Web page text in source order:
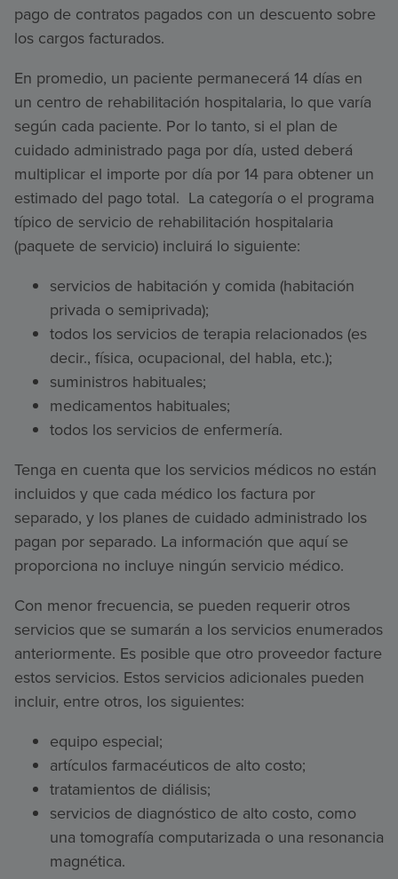
pago de contratos pagados con un descuento sobre
los cargos facturados.
En promedio, un paciente permanecerá 14 días en
un centro de rehabilitación hospitalaria, lo que varía
según cada paciente. Por lo tanto, si el plan de
cuidado administrado paga por día, usted deberá
multiplicar el importe por día por 14 para obtener un
estimado del pago total. La categoría o el programa
típico de servicio de rehabilitación hospitalaria
(paquete de servicio) incluirá lo siguiente:
servicios de habitación y comida (habitación
privada o semiprivada);
todos los servicios de terapia relacionados (es
decir., física, ocupacional, del habla, etc.);
suministros habituales;
medicamentos habituales;
todos los servicios de enfermería.
Tenga en cuenta que los servicios médicos no están
incluidos y que cada médico los factura por
separado, y los planes de cuidado administrado los
pagan por separado. La información que aquí se
proporciona no incluye ningún servicio médico.
Con menor frecuencia, se pueden requerir otros
servicios que se sumarán a los servicios enumerados
anteriormente. Es posible que otro proveedor facture
estos servicios. Estos servicios adicionales pueden
incluir, entre otros, los siguientes:
equipo especial;
artículos farmacéuticos de alto costo;
tratamientos de diálisis;
servicios de diagnóstico de alto costo, como
una tomografía computarizada o una resonancia
magnética.